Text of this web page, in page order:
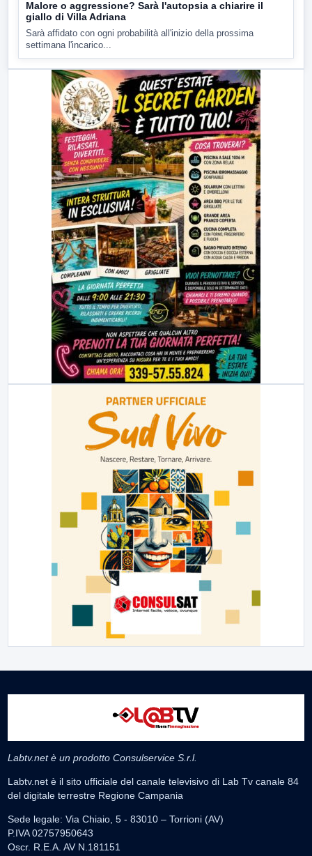
Malore o aggressione? Sarà l'autopsia a chiarire il
giallo di Villa Adriana
Sarà affidato con ogni probabilità all'inizio della prossima
settimana l'incarico...
Labtv.net è un prodotto Consulservice S.r.l.
Labtv.net è il sito ufficiale del canale televisivo di Lab Tv canale 84
del digitale terrestre Regione Campania
Sede legale: Via Chiaio, 5 - 83010 – Torrioni (AV)
P.IVA 02757950643
Oscr. R.E.A. AV N.181151